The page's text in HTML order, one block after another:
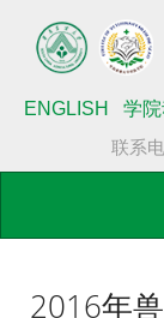
ENGLISH 学
联系
2016年